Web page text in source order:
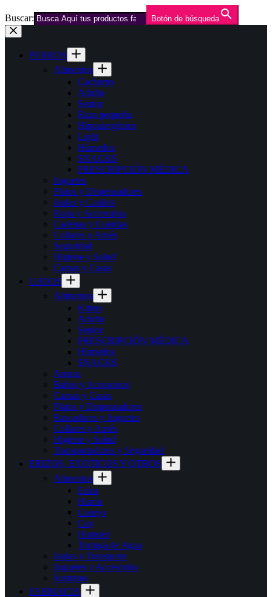
Buscar: Botón de búsqueda
Saltar
al
contenidoPERROS
Alimentos
Cachorro
Adulto
Senior
Raza pequeña
Hipoalergénico
Light
Húmedos
SNACKS
PRESCRIPCIÓN MÉDICA
Juguetes
Platos y Dispensadores
Jaulas y Caniles
Ropa y Accesorios
Cadenas y Cuerdas
Collares y Arnés
Seguridad
Higiene y Salud
Camas y Casas
GATOS
Alimentos
Kitten
Adulto
Senior
PRESCRIPCIÓN MÉDICA
Húmedos
SNACKS
Arenas
Baños y Accesorios
Camas y Casas
Platos y Dispensadores
Rascadores y Juguetes
Collares y Arnés
Higiene y Salud
Transportadores y Seguridad
ERIZOS, EXOTICOS Y OTROS
Alimentos
Erizo
Hurón
Conejo
Cuy
Hamster
Tortuga de Agua
Jaulas y Transporte
Juguetes y Accesorios
Sustratos
FARMACIA